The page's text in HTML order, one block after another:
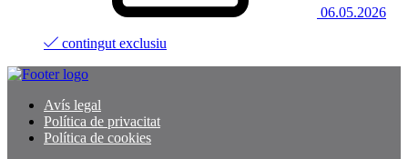
06.05.2026
contingut exclusiu
Avís legal
Política de privacitat
Política de cookies